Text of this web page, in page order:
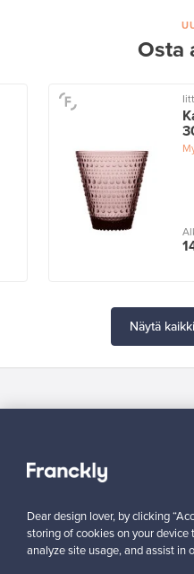
Osta
Näytä
Haluatko
Dear design lover, by clicking
storing of cookies on your
analyze site usage, and assist in